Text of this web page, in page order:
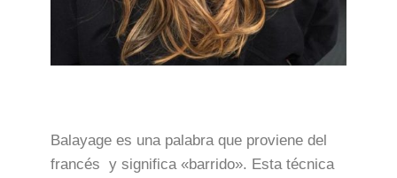
Balayage es una palabra que proviene del
francés y significa «barrido». Esta técnica